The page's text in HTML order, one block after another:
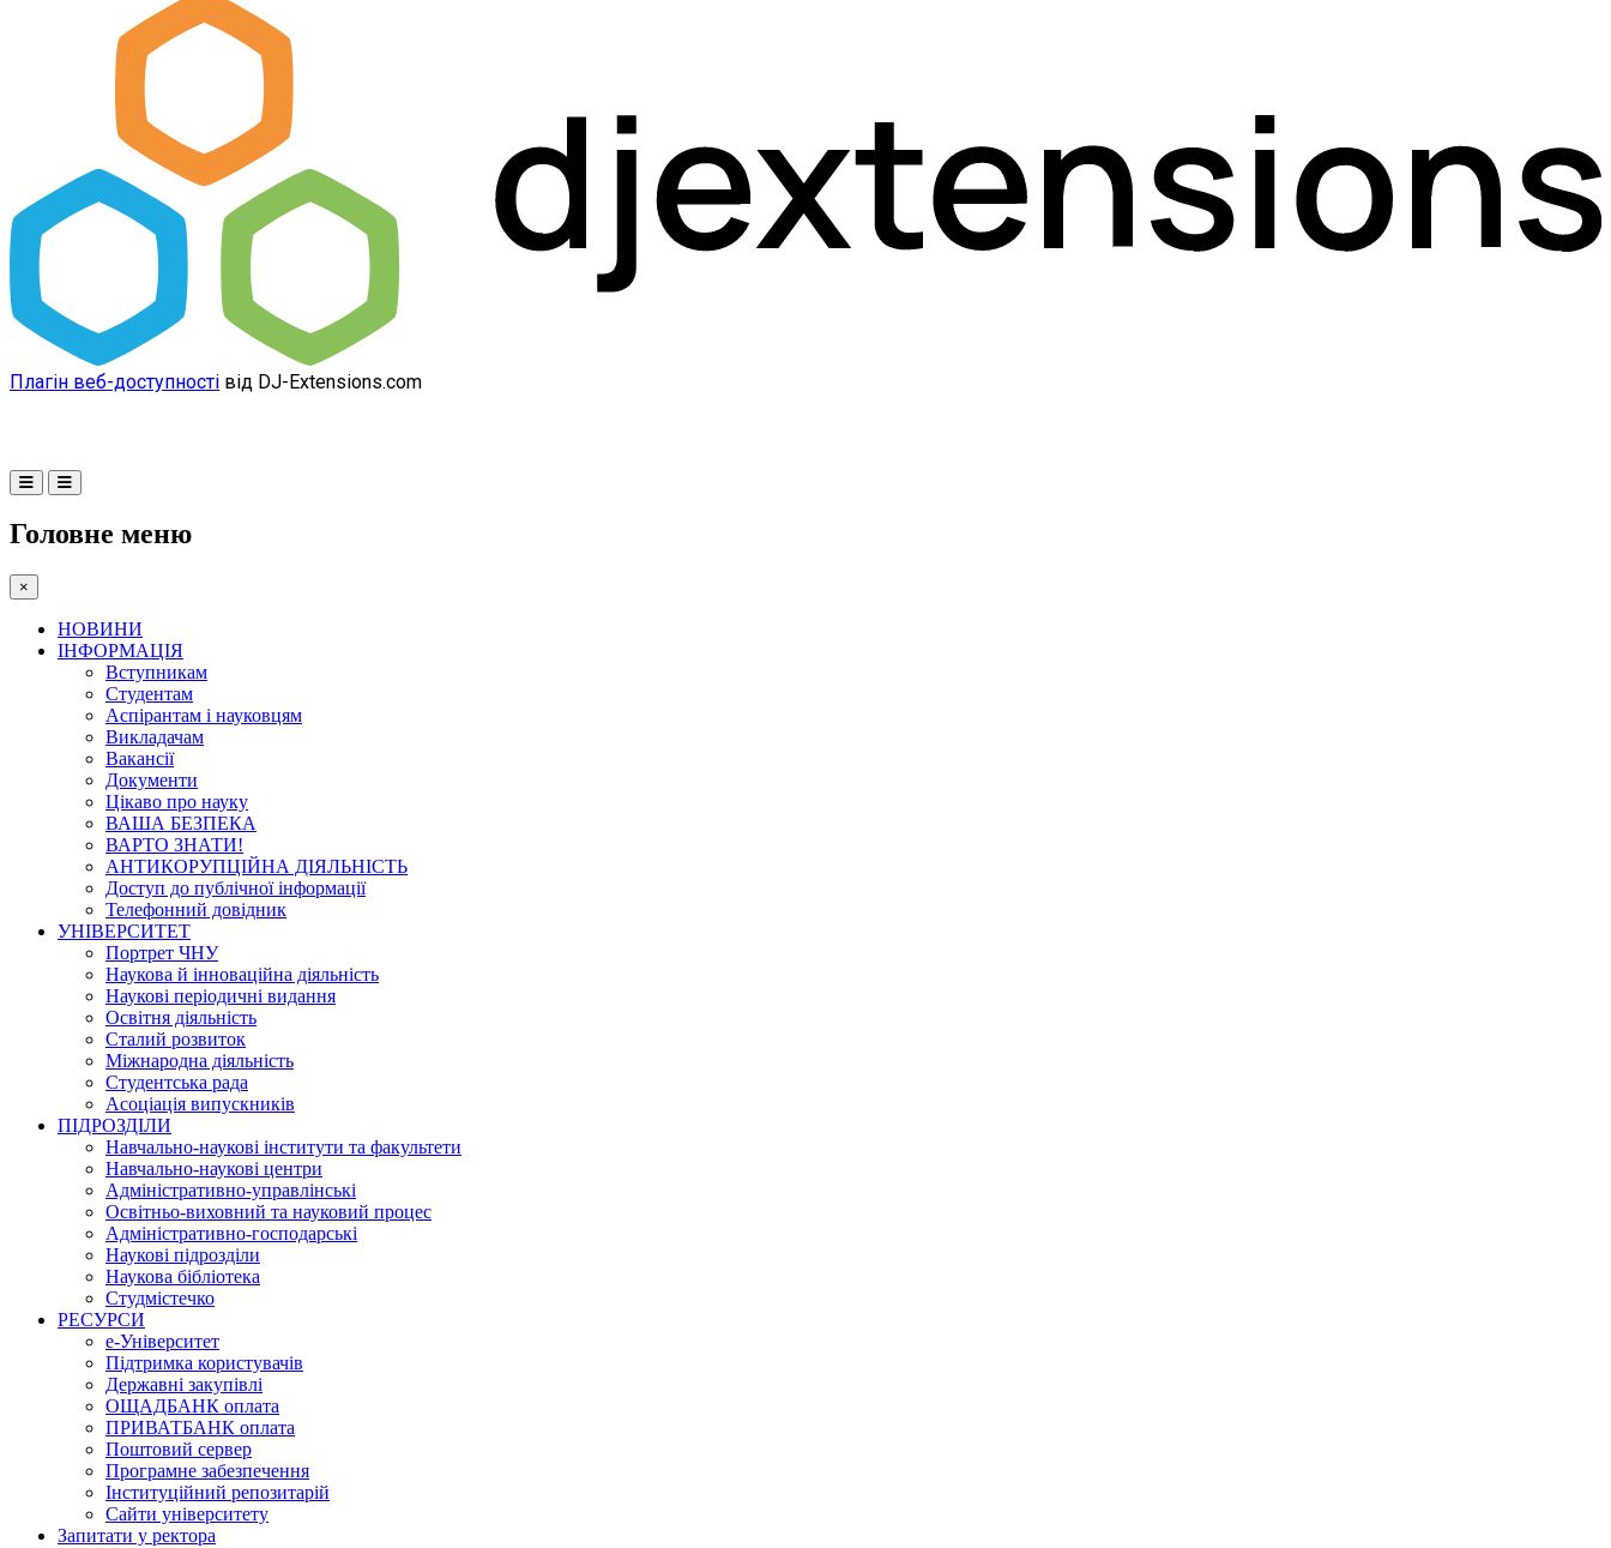
Плагін веб-доступності від DJ-Extensions.com
Головне меню
×
НОВИНИ
ІНФОРМАЦІЯ
Вступникам
Студентам
Аспірантам і науковцям
Викладачам
Вакансії
Документи
Цікаво про науку
ВАША БЕЗПЕКА
ВАРТО ЗНАТИ!
АНТИКОРУПЦІЙНА ДІЯЛЬНІСТЬ
Доступ до публічної інформації
Телефонний довідник
УНІВЕРСИТЕТ
Портрет ЧНУ
Наукова й інноваційна діяльність
Наукові періодичні видання
Освітня діяльність
Сталий розвиток
Міжнародна діяльність
Студентська рада
Асоціація випускників
ПІДРОЗДІЛИ
Навчально-наукові інститути та факультети
Навчально-наукові центри
Адміністративно-управлінські
Освітньо-виховний та науковий процес
Адміністративно-господарські
Наукові підрозділи
Наукова бібліотека
Студмістечко
РЕСУРСИ
е-Університет
Підтримка користувачів
Державні закупівлі
ОЩАДБАНК оплата
ПРИВАТБАНК оплата
Поштовий сервер
Програмне забезпечення
Інституційний репозитарій
Сайти університету
Запитати у ректора